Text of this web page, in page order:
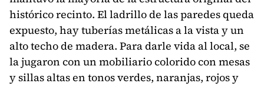
histórico recinto. El ladrillo de las paredes queda
expuesto, hay tuberías metálicas a la vista y un
alto techo de madera. Para darle vida al local, se
la jugaron con un mobiliario colorido con mesas
y sillas altas en tonos verdes, naranjas, rojos y